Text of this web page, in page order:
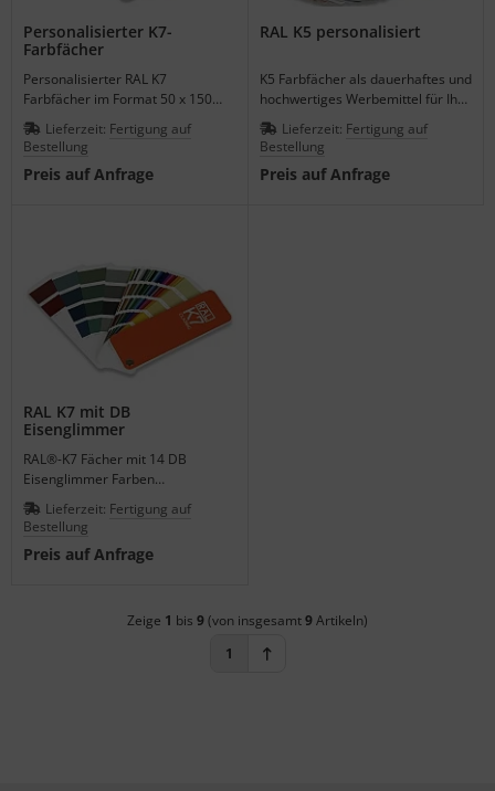
Personalisierter K7-
Farbfächer
Personalisierter RAL K7
Farbfächer im Format 50 x 150
mm ab 100 Stück lieferbar.
Lieferzeit: Fertigung auf
Bestellung
Preis auf Anfrage
RAL K5 personalisiert
K5 Farbfächer als dauerhaftes und
hochwertiges Werbemittel für Ihre
besonders guten Kunden.
Lieferzeit: Fertigung auf
Bestellung
Preis auf Anfrage
RAL K7 mit DB
Eisenglimmer
RAL®-K7 Fächer mit 14 DB
Eisenglimmer Farben
personalisiert ab 100 Stück.
Lieferzeit: Fertigung auf
Bestellung
Preis auf Anfrage
Zeige 1 bis 9(von insgesamt9Artikeln)
1